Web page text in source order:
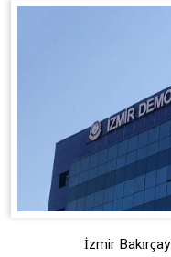
: به ترکی استانبولی ( İzmir Bakırçay